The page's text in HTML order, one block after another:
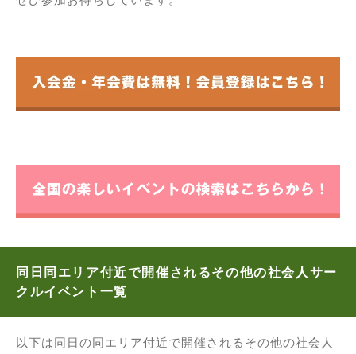
同日同エリア付近で開催されるその他の社会人サー
クルイベント一覧
以下は同日の同エリア付近で開催されるその他の社会人